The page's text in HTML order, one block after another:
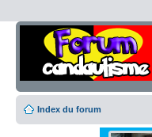
Index du forum